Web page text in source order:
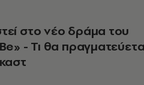
στο νέο δράμα του
- Τι θα